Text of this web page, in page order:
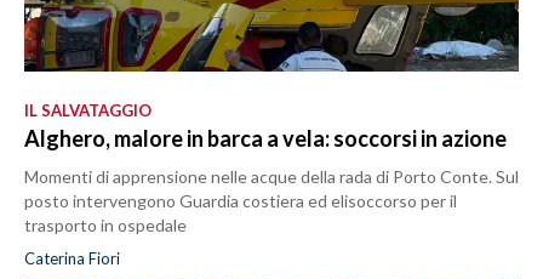
IL SALVATAGGIO
Alghero, malore in barca a vela: soccorsi in azione
Momenti di apprensione nelle acque della rada di Porto Conte. Sul
posto intervengono Guardia costiera ed elisoccorso per il
trasporto in ospedale
Caterina Fiori